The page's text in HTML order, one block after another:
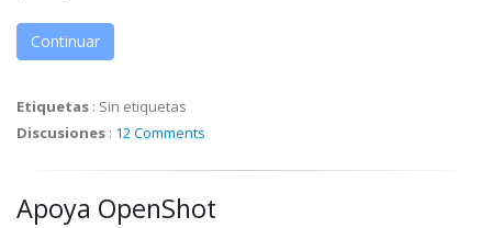
Continuar
Etiquetas : Sin etiquetas
Discusiones : 12 Comments
Apoya OpenShot